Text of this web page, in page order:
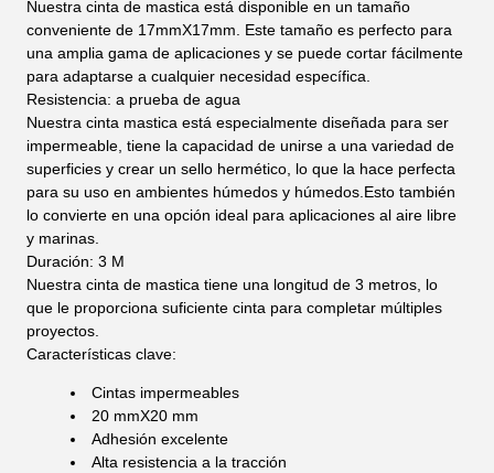
Nuestra cinta de mastica está disponible en un tamaño
conveniente de 17mmX17mm. Este tamaño es perfecto para
una amplia gama de aplicaciones y se puede cortar fácilmente
para adaptarse a cualquier necesidad específica.
Resistencia: a prueba de agua
Nuestra cinta mastica está especialmente diseñada para ser
impermeable, tiene la capacidad de unirse a una variedad de
superficies y crear un sello hermético, lo que la hace perfecta
para su uso en ambientes húmedos y húmedos.Esto también
lo convierte en una opción ideal para aplicaciones al aire libre
y marinas.
Duración: 3 M
Nuestra cinta de mastica tiene una longitud de 3 metros, lo
que le proporciona suficiente cinta para completar múltiples
proyectos.
Características clave:
Cintas impermeables
20 mmX20 mm
Adhesión excelente
Alta resistencia a la tracción